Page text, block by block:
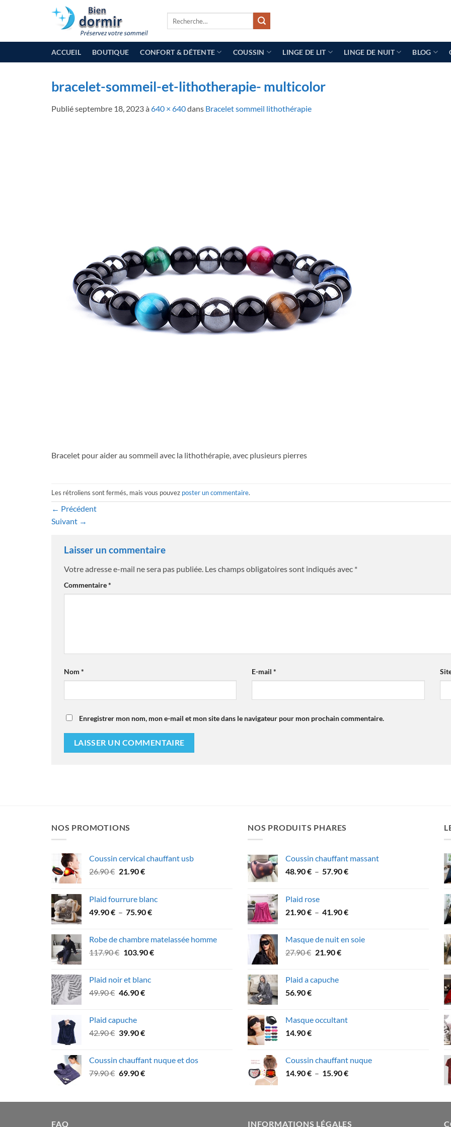
ACCUEIL BOUTIQUE CONFORT & DÉTENTE COUSSIN LINGE DE LIT LINGE DE NUIT BLOG
bracelet-sommeil-et-lithotherapie- multicolor
Publiéseptembre 18, 2023à 640 × 640dans Bracelet sommeil lithothérapie
Bracelet pour aider au sommeil avec la lithothérapie, avec plusieurs pierres
Les rétroliens sont fermés, mais vous pouvez poster un commentaire.
← Précédent
Suivant →
Laisser un commentaire
Votre adresse e-mail ne sera pas publiée. Les champs obligatoires sont indiqués avec *
Commentaire*
Nom * E-mail*
Enregistrer mon nom, mon e-mail et mon site dans le navigateur pour mon prochain commentaire.
NOS PROMOTIONS
Coussin cervical chauffant usb
26.90€ Le
était :
26.90 €.
21.90€Le
est :
21.90 €.
Plaid fourrure blanc
49.90€ – 75.90€Plage
49.90 €
à
Robe de chambre matelassée homme
117.90€ Le
était :
117.90 €.
103.90€Le
Plaid noir et blanc
49.90€ Le
était :
49.90 €.
46.90€Le
46.90 €.
Plaid capuche
42.90€ Le
était :
42.90 €.
39.90€Le
est :
39.90 €.
Coussin chauffant nuque et dos
79.90€ Le
était :
69.90€Le
est :
NOS PRODUITS PHARES
Coussin chauffant massant
48.90€ – 57.90€Plage
à
Plaid rose
21.90€ – 41.90€Plage
21.90 €
Masque de nuit en soie
27.90€ Le
était :
21.90€Le
Plaid a capuche
56.90€
Masque occultant
14.90€
Coussin chauffant nuque
14.90€ – 15.90€Plage
14.90 €
FAQ INFORMATIONS LÉGALES